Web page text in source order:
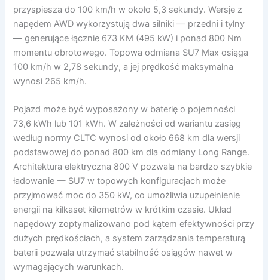
przyspiesza do 100 km/h w około 5,3 sekundy. Wersje z
napędem AWD wykorzystują dwa silniki — przedni i tylny
— generujące łącznie 673 KM (495 kW) i ponad 800 Nm
momentu obrotowego. Topowa odmiana SU7 Max osiąga
100 km/h w 2,78 sekundy, a jej prędkość maksymalna
wynosi 265 km/h.
Pojazd może być wyposażony w baterię o pojemności
73,6 kWh lub 101 kWh. W zależności od wariantu zasięg
według normy CLTC wynosi od około 668 km dla wersji
podstawowej do ponad 800 km dla odmiany Long Range.
Architektura elektryczna 800 V pozwala na bardzo szybkie
ładowanie — SU7 w topowych konfiguracjach może
przyjmować moc do 350 kW, co umożliwia uzupełnienie
energii na kilkaset kilometrów w krótkim czasie. Układ
napędowy zoptymalizowano pod kątem efektywności przy
dużych prędkościach, a system zarządzania temperaturą
baterii pozwala utrzymać stabilność osiągów nawet w
wymagających warunkach.